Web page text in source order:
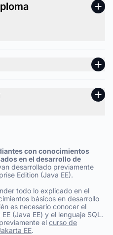
con conocimientos
en el desarrollo de
desarrollado previamente
Edition (Java EE).
todo lo explicado en el
básicos en desarrollo
es necesario conocer el
(Java EE) y el lenguaje SQL.
el curso de
EE.